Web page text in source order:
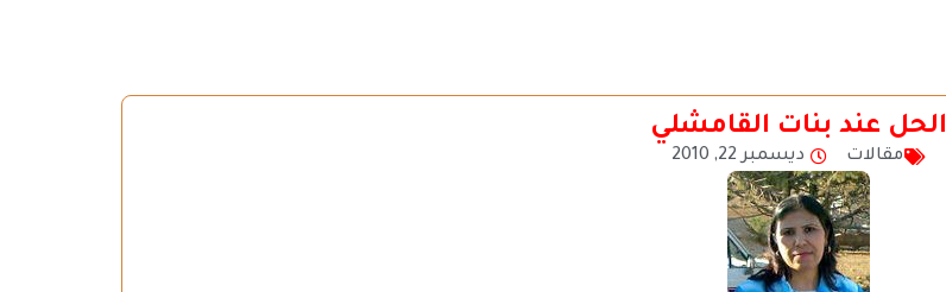
الحل عند بنات القامشلي
مقالات ديسمبر 22, 2010